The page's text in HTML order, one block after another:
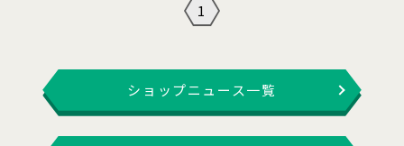
1
ショップニュース一覧